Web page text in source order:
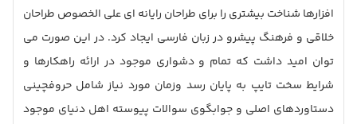
افزارها شناخت بیشتری را برای طراحان رایانه ای علی الخصوص طراحان
خلاقی و فرهنگ پیشرو در زبان فارسی ایجاد کرد. در این صورت می
توان امید داشت که تمام و دشواری موجود در ارائه راهکارها و
شرایط سخت تایپ به پایان رسد وزمان مورد نیاز شامل حروفچینی
دستاوردهای اصلی و جوابگوی سوالات پیوسته اهل دنیای موجود